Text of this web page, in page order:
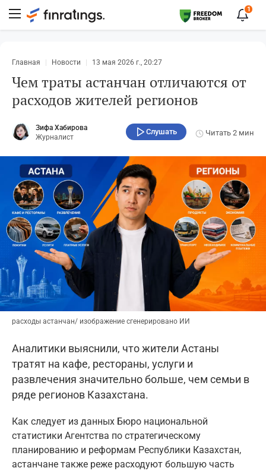
1
Главная Новости 13 мая 2026 г., 20:27
Чем траты астанчан отличаются от
расходов жителей регионов
Зифа Хабирова
Журналист
Слушать Читать 2 мин
расходы астанчан/ изображение сгенерировано ИИ
Аналитики выяснили, что жители Астаны
тратят на кафе, рестораны, услуги и
развлечения значительно больше, чем семьи в
ряде регионов Казахстана.
Как следует из данных Бюро национальной
статистики Агентства по стратегическому
планированию и реформам Республики Казахстан,
астанчане также реже расходуют большую часть